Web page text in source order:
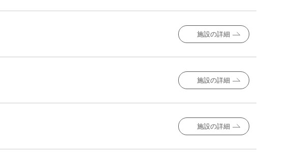
施設の詳細
施設の詳細
施設の詳細